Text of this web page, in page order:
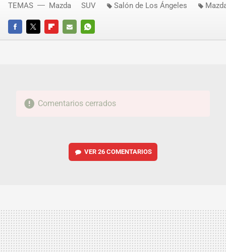
FACEBOOKTWITTERFLIPBOARD
E-
WHATSAPP
TEMAS Mazda SUV Salón de Los Ángeles
Comentarios cerrados
VER 26 COMENTARIOS